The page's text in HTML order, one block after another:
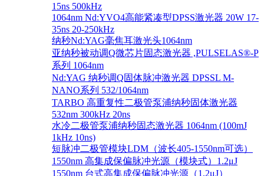
15ns 500kHz
1064nm Nd:YVO4高能紧凑型DPSS激光器 20W 17-
35ns 20-250kHz
纳秒Nd:YAG毫焦耳激光头1064nm
亚纳秒被动调Q微芯片固态激光器 ,PULSELAS®-P
系列 1064nm
Nd:YAG 纳秒调Q固体脉冲激光器 DPSSL M-
NANO系列 532/1064nm
TARBO 高重复性二极管泵浦纳秒固体激光器
532nm 300kHz 20ns
水冷二极管泵浦纳秒固态激光器 1064nm (100mJ
1kHz 10ns)
短脉冲二极管模块LDM（波长405-1550nm可选）
1550nm 高集成保偏脉冲光源（模块式）1.2μJ
1550nm 台式高集成保偏脉冲光源（1.2μJ）